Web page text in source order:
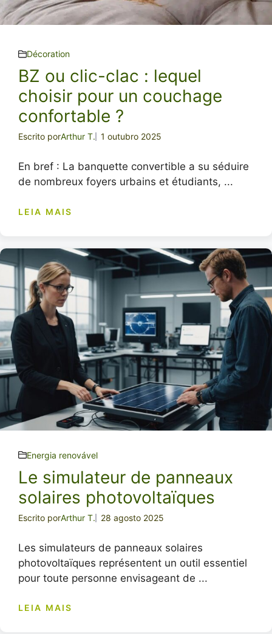
Décoration
BZ ou clic-clac : lequel
choisir pour un couchage
confortable ?
Escrito porArthur T. 1 outubro 2025
En bref : La banquette convertible a su séduire
de nombreux foyers urbains et étudiants, ...
LEIA MAIS
Energia renovável
Le simulateur de panneaux
solaires photovoltaïques
Escrito porArthur T. 28 agosto 2025
Les simulateurs de panneaux solaires
photovoltaïques représentent un outil essentiel
pour toute personne envisageant de ...
LEIA MAIS